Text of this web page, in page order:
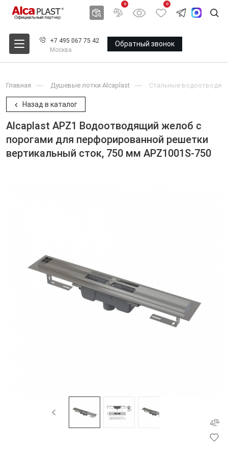
0 0
+7 495 067 75 42
Москва
Обратный звонок
Главная Душевые лотки Alcaplast Стальные
Назад в каталог
Alcaplast APZ1 Водоотводящий желоб с
порогами для перфорированной решетки
вертикальный сток, 750 мм APZ1001S-750